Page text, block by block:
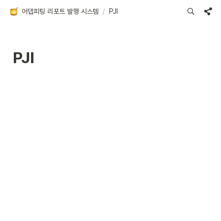
어댑피팅 리포트 발행 시스템 / PJI
PJI